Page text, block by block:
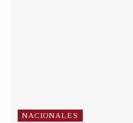
NACIONALES